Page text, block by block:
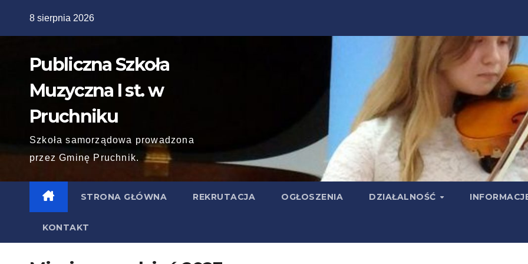
8 sierpnia 2026
Publiczna Szkoła
Muzyczna I st. w
Pruchniku
Szkoła samorządowa prowadzona
przez Gminę Pruchnik.
STRONA GŁÓWNA REKRUTACJA OGŁOSZENIA DZIAŁALNOŚĆ
KONTAKT